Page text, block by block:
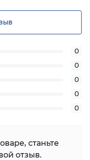
0
0
0
0
0
станьте
отзыв.